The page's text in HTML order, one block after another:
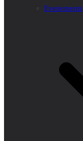
Evenements